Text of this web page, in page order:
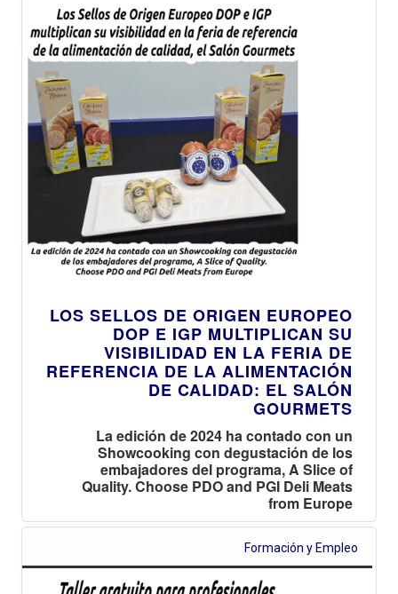
LOS SELLOS DE ORIGEN EUROPEO
DOP E IGP MULTIPLICAN SU
VISIBILIDAD EN LA FERIA DE
REFERENCIA DE LA ALIMENTACIÓN
DE CALIDAD: EL SALÓN
GOURMETS
La edición de 2024 ha contado con un
Showcooking con degustación de los
embajadores del programa, A Slice of
Quality. Choose PDO and PGI Deli Meats
from Europe
Formación y Empleo